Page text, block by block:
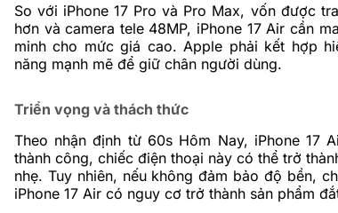
So với iPhone 17 Pro và Pro Max, vốn được
hơn và camera tele 48MP, iPhone 17 Air cần
minh cho mức giá cao. Apple phải kết hợp
năng mạnh mẽ để giữ chân người dùng.
Triển vọng và thách thức
Theo nhận định từ 60s Hôm Nay, iPhone 17
thành công, chiếc điện thoại này có thể trở
nhẹ. Tuy nhiên, nếu không đảm bảo độ bền,
iPhone 17 Air có nguy cơ trở thành sản phẩm